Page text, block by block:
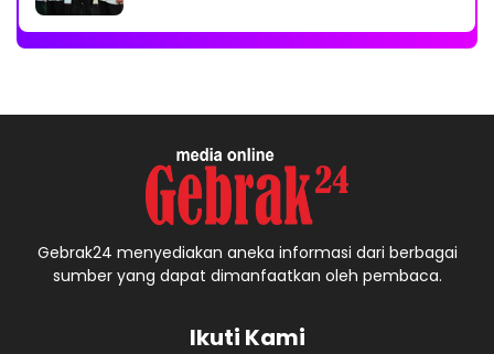
Gebrak24 menyediakan aneka informasi dari berbagai
sumber yang dapat dimanfaatkan oleh pembaca.
Ikuti Kami